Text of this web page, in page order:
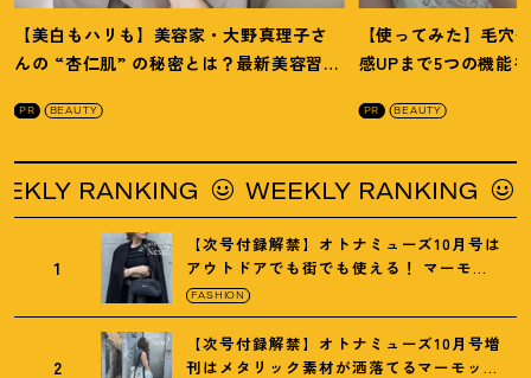
【美白もハリも】美容家・大野真理子さ
んの “杏仁肌” の秘密とは ？ 最新美容習慣
PR BEAUTY
【使ってみた】毛穴
感UPまで5つの機能
PR BEAUTY
RANKING WEEKLY RANKING
1
【次号付録解禁】オトナミューズ10月号は
アウトドアでも街でも使える ！ マーモッ
トの黒ショルダー
FASHION
2
【次号付録解禁】オトナミューズ10月号増
刊はメタリック素材が洒落てるマーモット